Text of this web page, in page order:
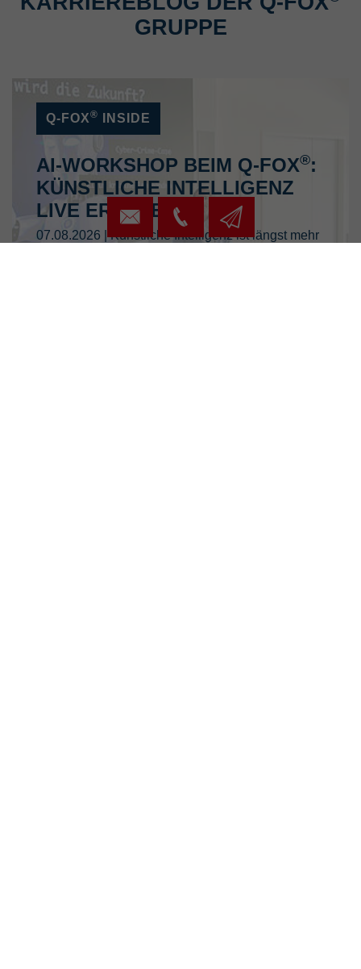
GRUPPE
Q-FOX® INSIDE
AI-WORKSHOP BEIM Q-FOX®:
KÜNSTLICHE INTELLIGENZ
LIVE ERLEBEN
07.08.2026 | Künstliche Intelligenz ist längst mehr